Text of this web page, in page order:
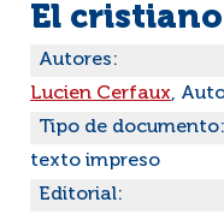
El
Autores:
Lucien Cerfaux,
Tipo de documento:
texto impreso
Editorial: